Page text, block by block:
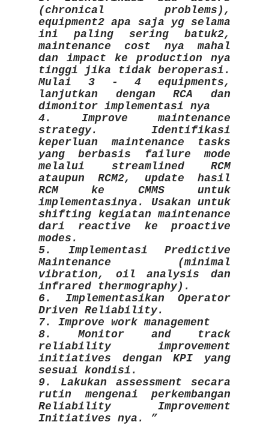
(chronical problems),
equipment2 apa saja yg selama
ini paling sering batuk2,
maintenance cost nya mahal
dan impact ke production nya
tinggi jika tidak beroperasi.
Mulai 3 - 4 equipments,
lanjutkan dengan RCA dan
dimonitor implementasi nya
4. Improve maintenance
strategy. Identifikasi
keperluan maintenance tasks
yang berbasis failure mode
melalui streamlined RCM
ataupun RCM2, update hasil
RCM ke CMMS untuk
implementasinya. Usakan untuk
shifting kegiatan maintenance
dari reactive ke proactive
modes.
5. Implementasi Predictive
Maintenance (minimal
vibration, oil analysis dan
infrared thermography).
6. Implementasikan Operator
Driven Reliability.
7. Improve work management
8. Monitor and track
reliability improvement
initiatives dengan KPI yang
sesuai kondisi.
9. Lakukan assessment secara
rutin mengenai perkembangan
Reliability Improvement
Initiatives nya.